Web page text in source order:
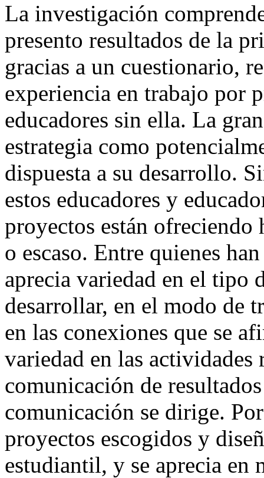
La investigación
presento resultados de la
gracias a un cuestionario,
experiencia en trabajo por
educadores sin ella. La
estrategia como
dispuesta a su desarrollo.
estos educadores y
proyectos están ofreciendo
o escaso. Entre quienes
aprecia variedad en el tipo
desarrollar, en el modo de
en las conexiones que se
variedad en las actividades
comunicación de
comunicación se dirige.
proyectos escogidos y
estudiantil, y se aprecia en